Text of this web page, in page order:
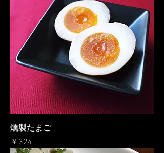
燻製たまご
価格
￥324